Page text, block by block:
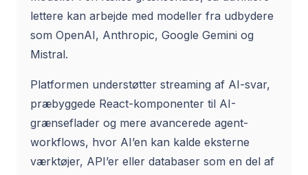
lettere kan arbejde med modeller fra udbydere
som OpenAI, Anthropic, Google Gemini og
Mistral.
Platformen understøtter streaming af AI-svar,
præbyggede React-komponenter til AI-
grænseflader og mere avancerede agent-
workflows, hvor AI’en kan kalde eksterne
værktøjer, API’er eller databaser som en del af